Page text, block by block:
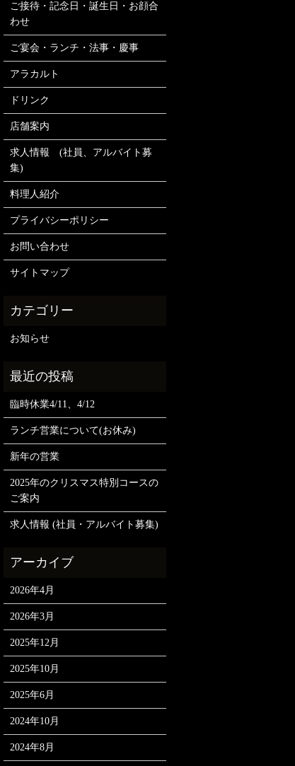
ご接待・記念日・誕生日・お顔合
わせ
ご宴会・ランチ・法事・慶事
アラカルト
ドリンク
店舗案内
求人情報 (社員、アルバイト募
集)
料理人紹介
プライバシーポリシー
お問い合わせ
サイトマップ
お知らせ
臨時休業4/11、4/12
ランチ営業について(お休み)
新年の営業
2025年のクリスマス特別コースの
ご案内
求人情報 (社員・アルバイト募集)
2026年4月
2026年3月
2025年12月
2025年10月
2025年6月
2024年10月
2024年8月